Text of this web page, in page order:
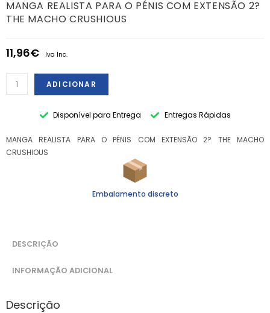
MANGA REALISTA PARA O PÉNIS COM EXTENSÃO 2?
THE MACHO CRUSHIOUS
11,96€ Iva Inc.
ADICIONAR
Disponível para Entrega Entregas Rápidas
MANGA REALISTA PARA O PÉNIS COM EXTENSÃO 2? THE MACHO
CRUSHIOUS
Embalamento discreto
DESCRIÇÃO
INFORMAÇÃO ADICIONAL
Descrição